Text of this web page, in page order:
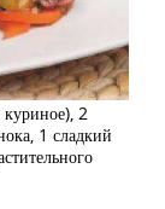
2
1 сладкий